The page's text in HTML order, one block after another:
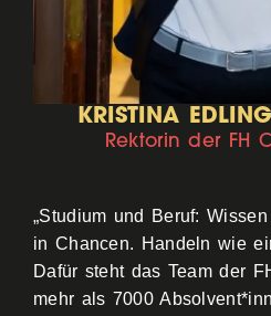
KRISTINA
Rektorin der FH
„Studium und Beruf:
in Chancen. Handeln wie
Dafür steht das Team der
mehr als 7000